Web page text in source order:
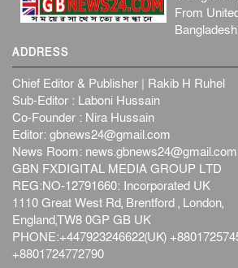
From
Bangladesh
ADDRESS
Chief Editor & Publisher | Rakib H Ruhel
Sub-Editor : Laboni Hussain
Co-Founder : Nira Hussain
Editor: gbnews24@gmail.com
News Room: news.gbnews24@gmail.com
GBN FXDIGITAL MEDIA GROUP LTD
REG:NO-12791660: Incorporated UK
1110 Great West Rd, Brentford , London,
England,TW8 0GP GB UK
PHONE:+447923246622(UK)
+8801724772790